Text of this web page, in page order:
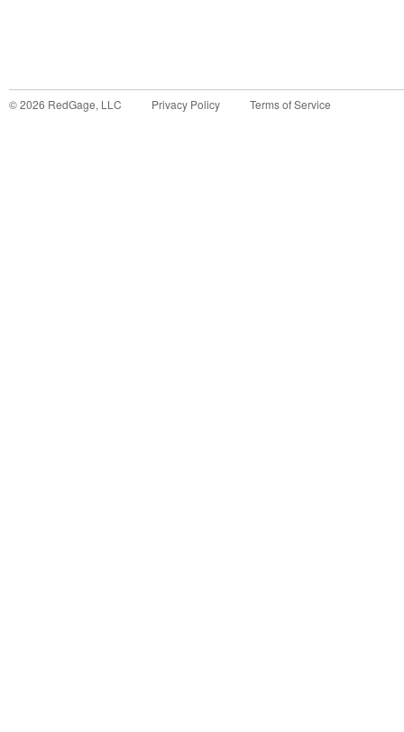
©2026 RedGage, LLC Privacy Policy Terms of Service